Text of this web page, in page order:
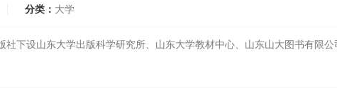
分类： 大学
下设山东大学出版科学研究所、山东大学教材中心、山东山大图书有限